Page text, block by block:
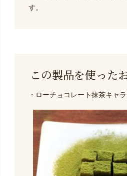
す。
この製品を使った
・ローチョコレート抹茶キャ